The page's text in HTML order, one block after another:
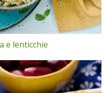
e lenticchie